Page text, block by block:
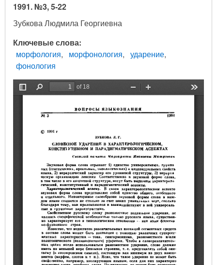
1991. №3, 5-22
Зубкова Людмила Георгиевна
Ключевые слова
морфология
морфонология
ударение
фонология